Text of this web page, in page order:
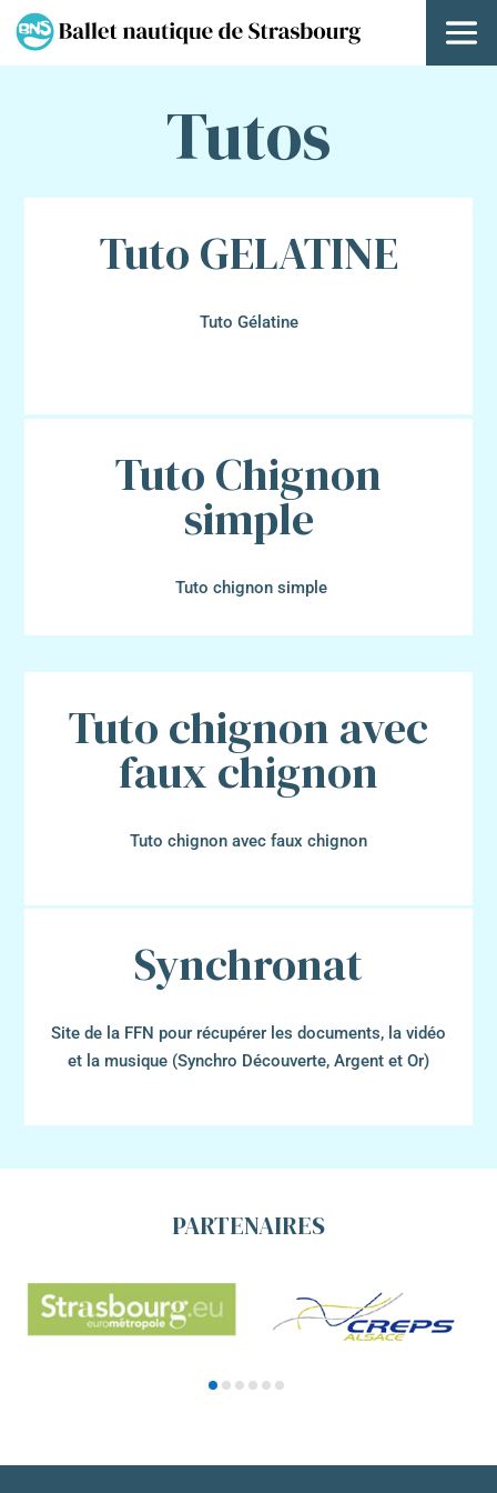
Tutos
Tuto GELATINE
Tuto Gélatine
Tuto Chignon
simple
Tuto chignon simple
Tuto chignon avec
faux chignon
Tuto chignon avec faux chignon
Synchronat
Site de la FFN pour récupérer les documents, la vidéo
et la musique (Synchro Découverte, Argent et Or)
PARTENAIRES